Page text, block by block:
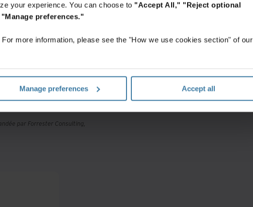
your experience. You can choose to "Accept All," "Reject optional
"Manage preferences."
more information, please see the "How we use cookies section" of our
Manage preferences Accept all
par Forrester Consulting,